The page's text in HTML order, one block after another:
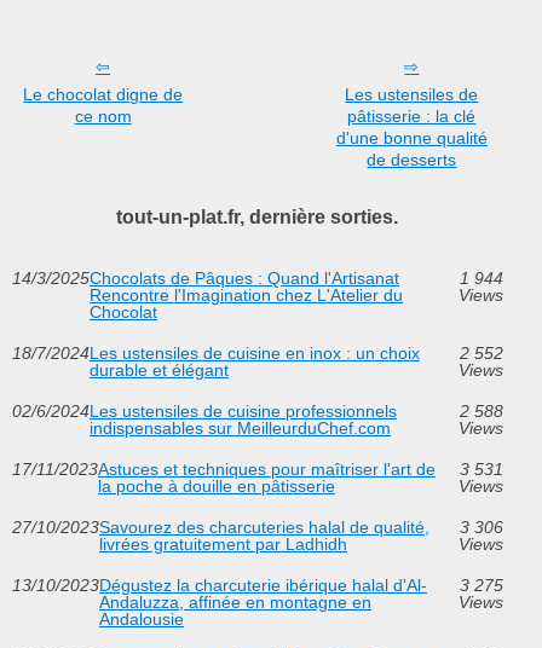
Le chocolat digne de
ce nom
Les ustensiles de
pâtisserie : la clé
d'une bonne qualité
de desserts
tout-un-plat.fr, dernière sorties.
14/3/2025Chocolats de Pâques : Quand l'Artisanat
Rencontre l'Imagination chez L'Atelier du
Chocolat
1 944
Views
18/7/2024Les ustensiles de cuisine en inox : un choix
durable et élégant
2 552
Views
02/6/2024Les ustensiles de cuisine professionnels
indispensables sur MeilleurduChef.com
2 588
Views
17/11/2023Astuces et techniques pour maîtriser l'art de
la poche à douille en pâtisserie
3 531
Views
27/10/2023Savourez des charcuteries halal de qualité,
livrées gratuitement par Ladhidh
3 306
Views
13/10/2023Dégustez la charcuterie ibérique halal d'Al-
Andaluzza, affinée en montagne en
Andalousie
3 275
Views